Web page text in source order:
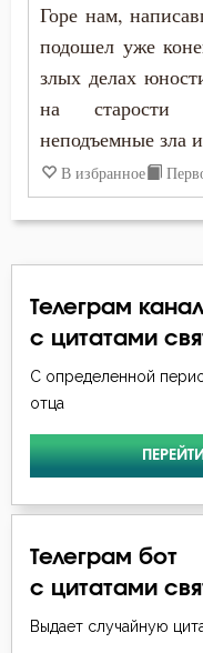
Благодать
Ближний
Блуд
Бог
Богатство
Богопознание
Богоугождение
Болезнь
Ведение
Воздаяние
Феодор Студит
Горе нам,
подошел уже
злых делах
на старости
неподъемные зла
В избранное
Телеграм канал
с цитатами
С определенной
отца
Телеграм бот
с цитатами
Выдает случайную